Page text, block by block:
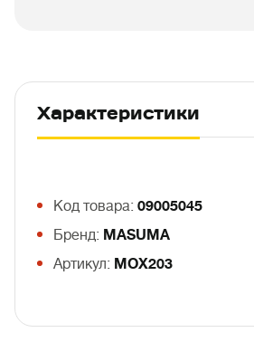
Характеристики
Код товара: 09005045
Бренд: MASUMA
Артикул: MOX203